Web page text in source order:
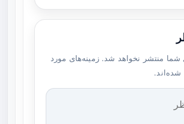
شما منتشر نخواهد شد. زمینه‌های مورد